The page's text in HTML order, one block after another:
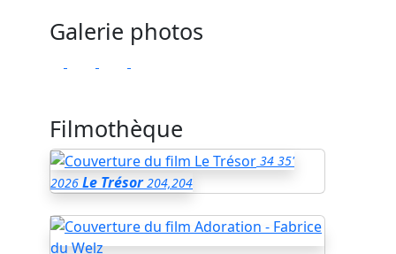
Galerie photos
Filmothèque
34 35'
2026 Le Trésor 204,204